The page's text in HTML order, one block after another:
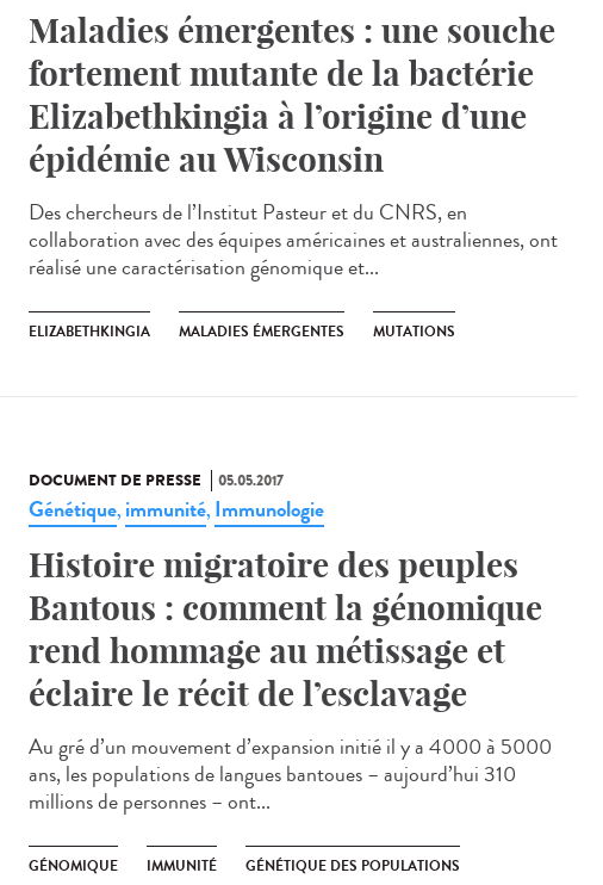
Maladies émergentes : une souche
fortement mutante de la bactérie
Elizabethkingia à l’origine d’une
épidémie au Wisconsin
Des chercheurs de l’Institut Pasteur et du CNRS, en
collaboration avec des équipes américaines et australiennes, ont
réalisé une caractérisation génomique et...
ELIZABETHKINGIA MALADIES ÉMERGENTES MUTATIONS
DOCUMENT DE PRESSE 05.05.2017
Génétique, immunité, Immunologie
Histoire migratoire des peuples
Bantous : comment la génomique
rend hommage au métissage et
éclaire le récit de l’esclavage
Au gré d’un mouvement d’expansion initié il y a 4000 à 5000
ans, les populations de langues bantoues – aujourd’hui 310
millions de personnes – ont...
GÉNOMIQUE IMMUNITÉ GÉNÉTIQUE DES POPULATIONS